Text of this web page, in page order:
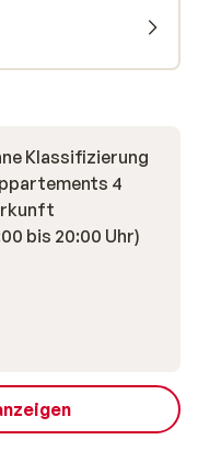
Klassifizierung
4
Rezeption (geöffnet von 08:00 bis 20:00 Uhr)